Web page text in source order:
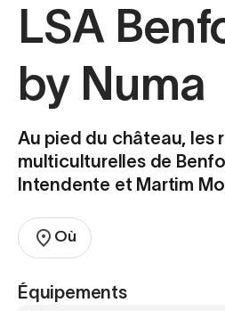
LSA
by Numa
Au pied du château, les
multiculturelles de
Intendente et Martim
Où
Équipements